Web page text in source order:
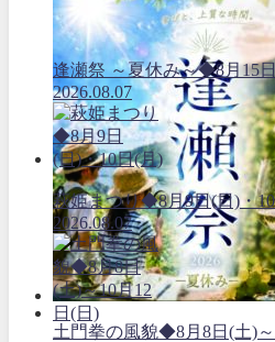
逢瀬祭 ～夏休み～◆8月15
2026.08.07
萩姫まつり◆8月9日(日)・
2026.08.07
土門拳の風貌◆8月8日(土)